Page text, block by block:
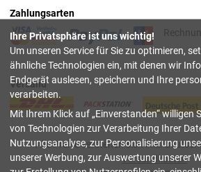
Zahlungsarten
Versand
Alle Preise verstehen sich inkl.
Versandkosten.
Ihre Privatsphäre ist uns wichtig!
Um unseren Service für Sie zu optimieren,
ähnliche Technologien ein, mit denen wir
Endgerät auslesen, speichern und Ihre
verarbeiten.
Mit Ihrem Klick auf Einverstanden willigen
von Technologien zur Verarbeitung Ihrer
Nutzungsanalyse, zur Personalisierung
unserer Werbung, zur Auswertung unserer